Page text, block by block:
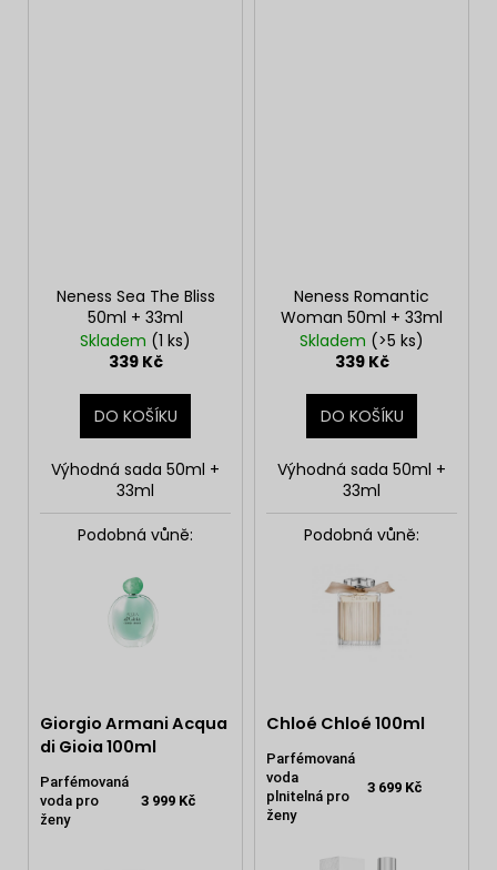
Neness Sea The Bliss
50ml + 33ml
Skladem (1 ks)
339 Kč
DO KOŠÍKU
Výhodná sada 50ml +
33ml
Podobná vůně:
Giorgio Armani Acqua
di Gioia 100ml
Parfémovaná
voda pro
ženy
3 999 Kč
Neness Romantic
Woman 50ml + 33ml
Skladem (>5 ks)
339 Kč
DO KOŠÍKU
Výhodná sada 50ml +
33ml
Podobná vůně:
Chloé Chloé 100ml
Parfémovaná
voda
plnitelná pro
ženy
3 699 Kč